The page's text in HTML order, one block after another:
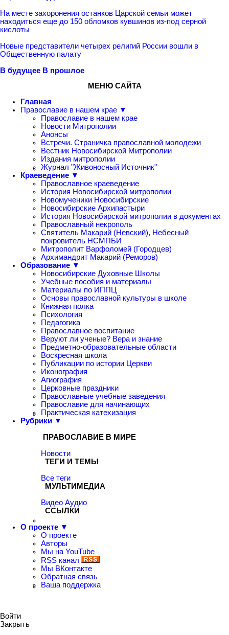
На месте захоронения останков Царской семьи может
находиться еще до 150 обломков кувшинов из-под серной
кислоты
Новые представители четырех религий России вошли в
Общественную палату
В будущее В прошлое
МЕНЮ САЙТА
Главная
Православие в нашем крае ▼
Православие в нашем крае
Новости Митрополии
Анонсы
Встречи. Страничка православной молодежи
Вестник Новосибирской Митрополии
Издания митрополии
Журнал "Живоносный Источник"
Краеведение ▼
Православное краеведение
История Новосибирской митрополии
Новомученики Новосибирские
Новосибирские Архипастыри
История Новосибирской митрополии в документах
Православный некрополь
Святитель Макарий (Невский), Небесный
покровитель НСМПБИ
Митрополит Варфоломей (Городцев)
Архимандрит Макарий (Реморов)
Образование ▼
Новосибирские Духовные Школы
Учебные пособия и материалы
Материалы по ИППЦ
Основы православной культуры в школе
Книжная полка
Психология
Педагогика
Православное воспитание
Веруют ли ученые? Вера и знание
Предметно-образовательные области
Воскресная школа
Публикации по истории Церкви
Иконография
Агиография
Церковные праздники
Православные учебные заведения
Православие для начинающих
Практическая катехизация
Рубрики ▼
ПРАВОСЛАВИЕ В МИРЕ
Новости
ТЕГИ И ТЕМЫ
Все теги
МУЛЬТИМЕДИА
Видео Аудио
ССЫЛКИ
О проекте ▼
О проекте
Авторы
Мы на YouTube
RSS канал
Мы ВКонтакте
Обратная связь
Ваша поддержка
Войти
Закрыть